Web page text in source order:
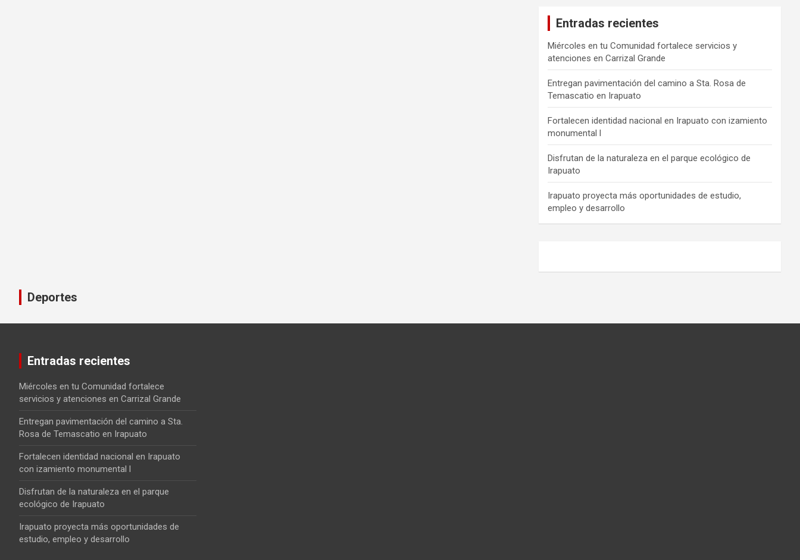
Entradas recientes
Miércoles en tu Comunidad fortalece servicios y
atenciones en Carrizal Grande
Entregan pavimentación del camino a Sta. Rosa de
Temascatio en Irapuato
Fortalecen identidad nacional en Irapuato con izamiento
monumental l
Disfrutan de la naturaleza en el parque ecológico de
Irapuato
Irapuato proyecta más oportunidades de estudio,
empleo y desarrollo
Deportes
Entradas recientes
Miércoles en tu Comunidad fortalece
servicios y atenciones en Carrizal Grande
Entregan pavimentación del camino a Sta.
Rosa de Temascatio en Irapuato
Fortalecen identidad nacional en Irapuato
con izamiento monumental l
Disfrutan de la naturaleza en el parque
ecológico de Irapuato
Irapuato proyecta más oportunidades de
estudio, empleo y desarrollo